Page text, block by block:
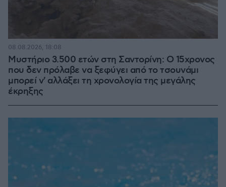
Μυστήριο 3.500 ετών στη Σαντορίνη: Ο 15χρονος
που δεν πρόλαβε να ξεφύγει από το τσουνάμι
μπορεί ν' αλλάξει τη χρονολογία της μεγάλης
έκρηξης
08.08.2026, 18:08